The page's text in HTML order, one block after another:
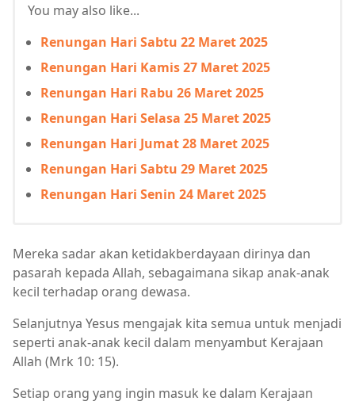
You may also like...
Renungan Hari Sabtu 22 Maret 2025
Renungan Hari Kamis 27 Maret 2025
Renungan Hari Rabu 26 Maret 2025
Renungan Hari Selasa 25 Maret 2025
Renungan Hari Jumat 28 Maret 2025
Renungan Hari Sabtu 29 Maret 2025
Renungan Hari Senin 24 Maret 2025
Mereka sadar akan ketidakberdayaan dirinya dan
pasarah kepada Allah, sebagaimana sikap anak-anak
kecil terhadap orang dewasa.
Selanjutnya Yesus mengajak kita semua untuk menjadi
seperti anak-anak kecil dalam menyambut Kerajaan
Allah (Mrk 10: 15).
Setiap orang yang ingin masuk ke dalam Kerajaan